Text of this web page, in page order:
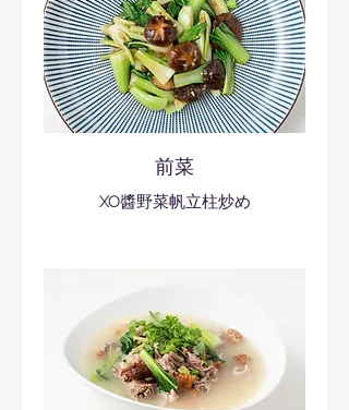
前菜
XO醬野菜帆立柱炒め